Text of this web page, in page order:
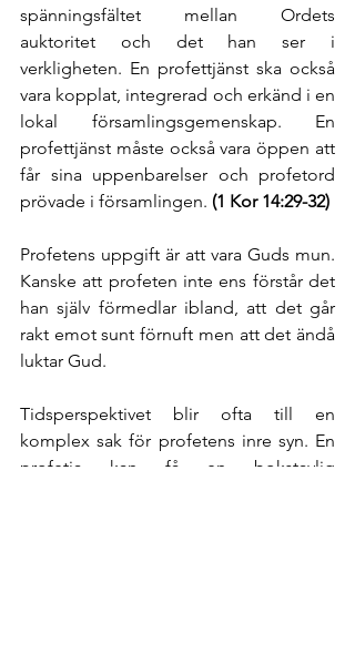
spänningsfältet mellan Ordets
auktoritet och det han ser i
verkligheten. En profettjänst ska också
vara kopplat, integrerad och erkänd i en
lokal församlingsgemenskap. En
profettjänst måste också vara öppen att
får sina uppenbarelser och profetord
prövade i församlingen. (1 Kor 14:29-32)
Profetens uppgift är att vara Guds mun.
Kanske att profeten inte ens förstår det
han själv förmedlar ibland, att det går
rakt emot sunt förnuft men att det ändå
luktar Gud.
Tidsperspektivet blir ofta till en
komplex sak för profetens inre syn. En
profetia kan få en bokstavlig